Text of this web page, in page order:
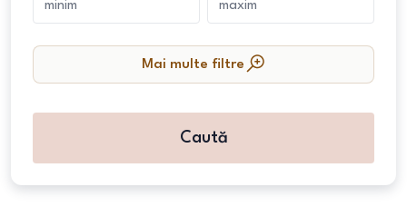
Mai multe filtre
Caută